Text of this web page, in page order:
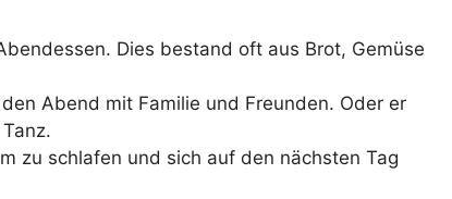
Dies bestand oft aus Brot, Gemüse
Abend mit Familie und Freunden. Oder er
zu schlafen und sich auf den nächsten Tag